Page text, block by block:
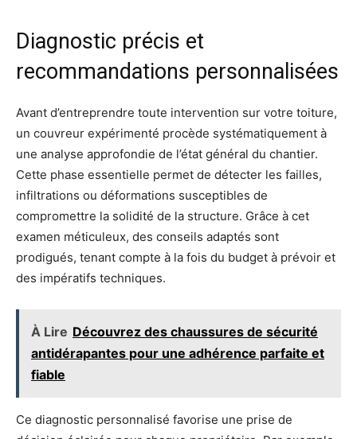
Diagnostic précis et
recommandations personnalisées
Avant d’entreprendre toute intervention sur votre toiture,
un couvreur expérimenté procède systématiquement à
une analyse approfondie de l’état général du chantier.
Cette phase essentielle permet de détecter les failles,
infiltrations ou déformations susceptibles de
compromettre la solidité de la structure. Grâce à cet
examen méticuleux, des conseils adaptés sont
prodigués, tenant compte à la fois du budget à prévoir et
des impératifs techniques.
À Lire Découvrez des chaussures de sécurité
antidérapantes pour une adhérence parfaite et
fiable
Ce diagnostic personnalisé favorise une prise de